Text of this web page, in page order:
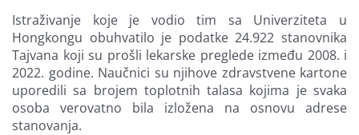
Istraživanje koje je vodio tim sa Univerziteta u
Hongkongu obuhvatilo je podatke 24.922 stanovnika
Tajvana koji su prošli lekarske preglede između 2008. i
2022. godine. Naučnici su njihove zdravstvene kartone
uporedili sa brojem toplotnih talasa kojima je svaka
osoba verovatno bila izložena na osnovu adrese
stanovanja.